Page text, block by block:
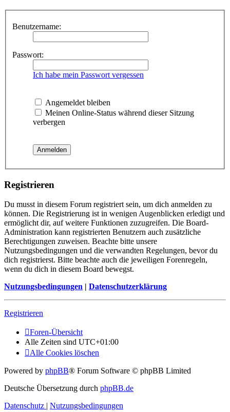
Benutzername:
Passwort:
Ich habe mein Passwort vergessen
Angemeldet bleiben
Meinen Online-Status während dieser Sitzung
verbergen
Registrieren
Du musst in diesem Forum registriert sein, um dich anmelden zu
können. Die Registrierung ist in wenigen Augenblicken erledigt und
ermöglicht dir, auf weitere Funktionen zuzugreifen. Die Board-
Administration kann registrierten Benutzern auch zusätzliche
Berechtigungen zuweisen. Beachte bitte unsere
Nutzungsbedingungen und die verwandten Regelungen, bevor du
dich registrierst. Bitte beachte auch die jeweiligen Forenregeln,
wenn du dich in diesem Board bewegst.
Nutzungsbedingungen | Datenschutzerklärung
Registrieren
Foren-Übersicht
Alle Zeiten sind UTC+01:00
Alle Cookies löschen
Powered by phpBB® Forum Software © phpBB Limited
Deutsche Übersetzung durch phpBB.de
Datenschutz | Nutzungsbedingungen